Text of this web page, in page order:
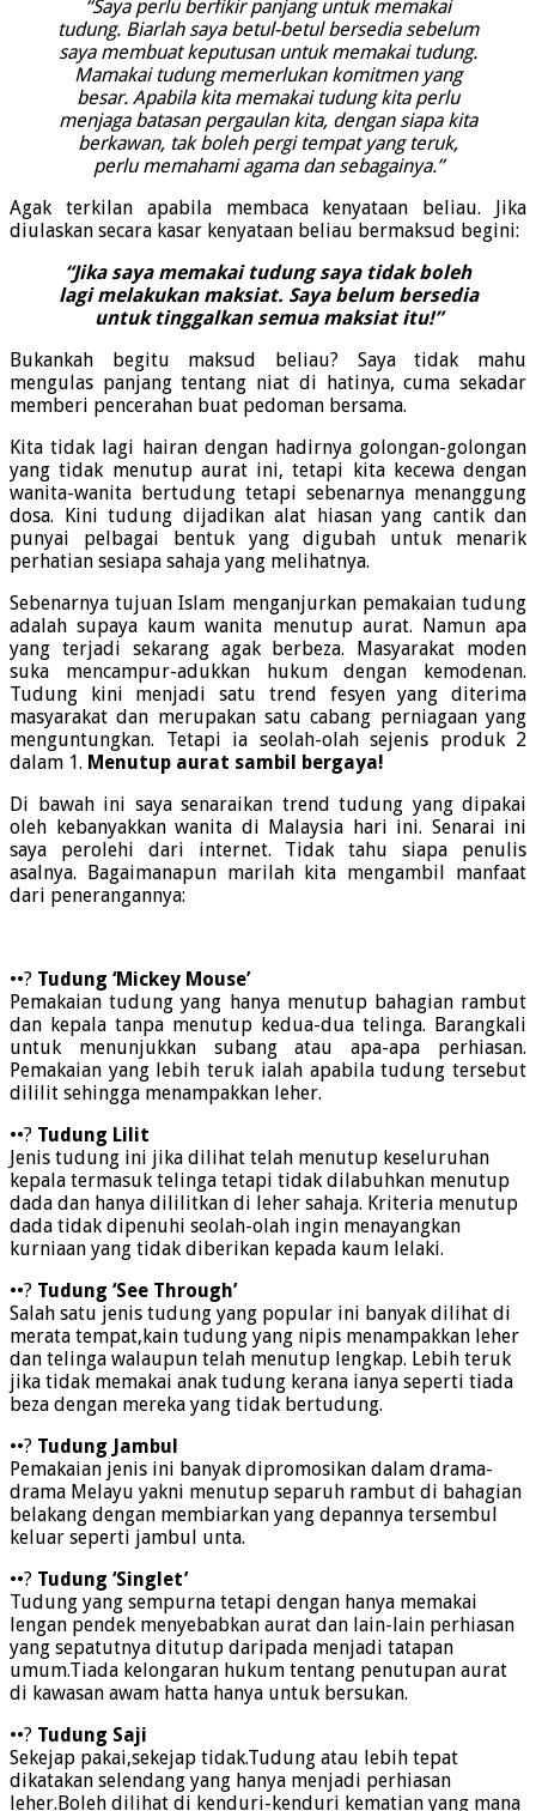
“Saya perlu berfikir panjang untuk memakai
tudung. Biarlah saya betul-betul bersedia sebelum
saya membuat keputusan untuk memakai tudung.
Mamakai tudung memerlukan komitmen yang
besar. Apabila kita memakai tudung kita perlu
menjaga batasan pergaulan kita, dengan siapa kita
berkawan, tak boleh pergi tempat yang teruk,
perlu memahami agama dan sebagainya.”
Agak terkilan apabila membaca kenyataan beliau. Jika
diulaskan secara kasar kenyataan beliau bermaksud begini:
“Jika saya memakai tudung saya tidak boleh
lagi melakukan maksiat. Saya belum bersedia
untuk tinggalkan semua maksiat itu!”
Bukankah begitu maksud beliau? Saya tidak mahu
mengulas panjang tentang niat di hatinya, cuma sekadar
memberi pencerahan buat pedoman bersama.
Kita tidak lagi hairan dengan hadirnya golongan-golongan
yang tidak menutup aurat ini, tetapi kita kecewa dengan
wanita-wanita bertudung tetapi sebenarnya menanggung
dosa. Kini tudung dijadikan alat hiasan yang cantik dan
punyai pelbagai bentuk yang digubah untuk menarik
perhatian sesiapa sahaja yang melihatnya.
Sebenarnya tujuan Islam menganjurkan pemakaian tudung
adalah supaya kaum wanita menutup aurat. Namun apa
yang terjadi sekarang agak berbeza. Masyarakat moden
suka mencampur-adukkan hukum dengan kemodenan.
Tudung kini menjadi satu trend fesyen yang diterima
masyarakat dan merupakan satu cabang perniagaan yang
menguntungkan. Tetapi ia seolah-olah sejenis produk 2
dalam 1. Menutup aurat sambil bergaya!
Di bawah ini saya senaraikan trend tudung yang dipakai
oleh kebanyakkan wanita di Malaysia hari ini. Senarai ini
saya perolehi dari internet. Tidak tahu siapa penulis
asalnya. Bagaimanapun marilah kita mengambil manfaat
dari penerangannya:
••? Tudung ‘Mickey Mouse’
Pemakaian tudung yang hanya menutup bahagian rambut
dan kepala tanpa menutup kedua-dua telinga. Barangkali
untuk menunjukkan subang atau apa-apa perhiasan.
Pemakaian yang lebih teruk ialah apabila tudung tersebut
dililit sehingga menampakkan leher.
••? Tudung Lilit
Jenis tudung ini jika dilihat telah menutup keseluruhan
kepala termasuk telinga tetapi tidak dilabuhkan menutup
dada dan hanya dililitkan di leher sahaja. Kriteria menutup
dada tidak dipenuhi seolah-olah ingin menayangkan
kurniaan yang tidak diberikan kepada kaum lelaki.
••? Tudung ‘See Through’
Salah satu jenis tudung yang popular ini banyak dilihat di
merata tempat,kain tudung yang nipis menampakkan leher
dan telinga walaupun telah menutup lengkap. Lebih teruk
jika tidak memakai anak tudung kerana ianya seperti tiada
beza dengan mereka yang tidak bertudung.
••? Tudung Jambul
Pemakaian jenis ini banyak dipromosikan dalam drama-
drama Melayu yakni menutup separuh rambut di bahagian
belakang dengan membiarkan yang depannya tersembul
keluar seperti jambul unta.
••? Tudung ‘Singlet’
Tudung yang sempurna tetapi dengan hanya memakai
lengan pendek menyebabkan aurat dan lain-lain perhiasan
yang sepatutnya ditutup daripada menjadi tatapan
umum.Tiada kelongaran hukum tentang penutupan aurat
di kawasan awam hatta hanya untuk bersukan.
••? Tudung Saji
Sekejap pakai,sekejap tidak.Tudung atau lebih tepat
dikatakan selendang yang hanya menjadi perhiasan
leher.Boleh dilihat di kenduri-kenduri kematian yang mana